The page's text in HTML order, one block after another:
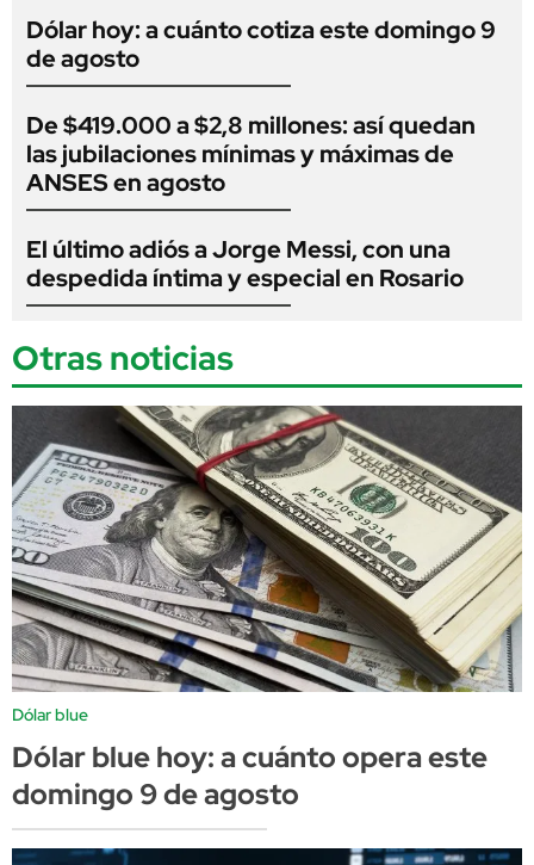
Dólar hoy: a cuánto cotiza este domingo 9
de agosto
De $419.000 a $2,8 millones: así quedan
las jubilaciones mínimas y máximas de
ANSES en agosto
El último adiós a Jorge Messi, con una
despedida íntima y especial en Rosario
Otras noticias
Dólar blue
Dólar blue hoy: a cuánto opera este
domingo 9 de agosto